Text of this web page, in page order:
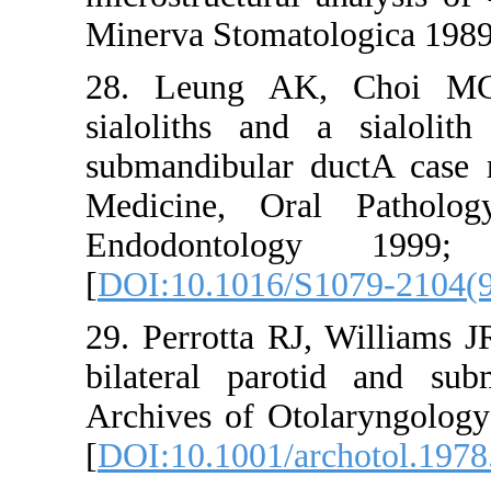
Minerva
28.
sialoliths
[
29.
bilateral
Archives
[